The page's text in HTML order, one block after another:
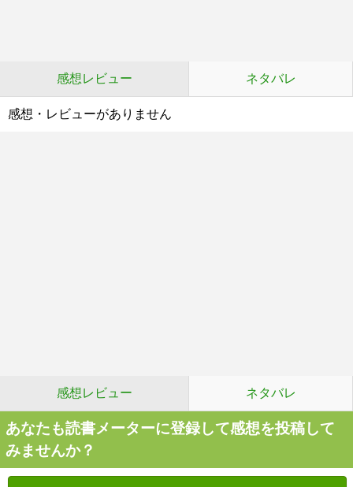
感想レビュー ネタバレ
感想・レビューがありません
感想レビュー ネタバレ
あなたも読書メーターに登録して感想を投稿して
みませんか？